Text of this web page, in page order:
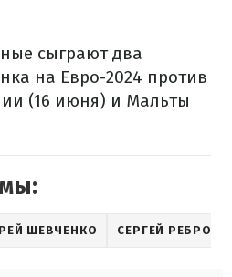
сыграют два
на Евро-2024 против
(16 июня) и Мальты
ШЕВЧЕНКО СЕРГЕЙ РЕБРОВ